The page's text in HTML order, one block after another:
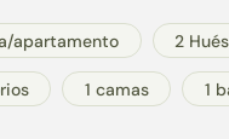
apartamento 2
1 camas 1